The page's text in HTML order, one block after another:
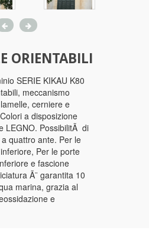
ORIENTABILI
SERIE KIKAU K80
meccanismo
cerniere e
a disposizione
LEGNO. PossibilitÃ di
quattro ante. Per le
Per le porte
e fascione
Ã¨ garantita 10
marina, grazia al
e